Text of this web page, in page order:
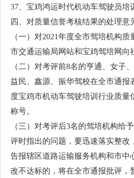
37、宝鸡鸿运时代机动车驾驶员培
四、对质量信誉考核结果的处理意
（一）对2021年度全市驾培机构
市交通运输局网站和宝鸡驾培网向
（二）对考评前8名的亨通、女子
益民、鑫源、振华驾校在全市通报
度宝鸡市机动车驾驶培训行业质量
称号。
（三）对考评后3名的驾培机构给
评时指出的问题，要迅速落实整改
告报辖区道路运输服务机构和市中
改不达标的，将在全市通报批评，